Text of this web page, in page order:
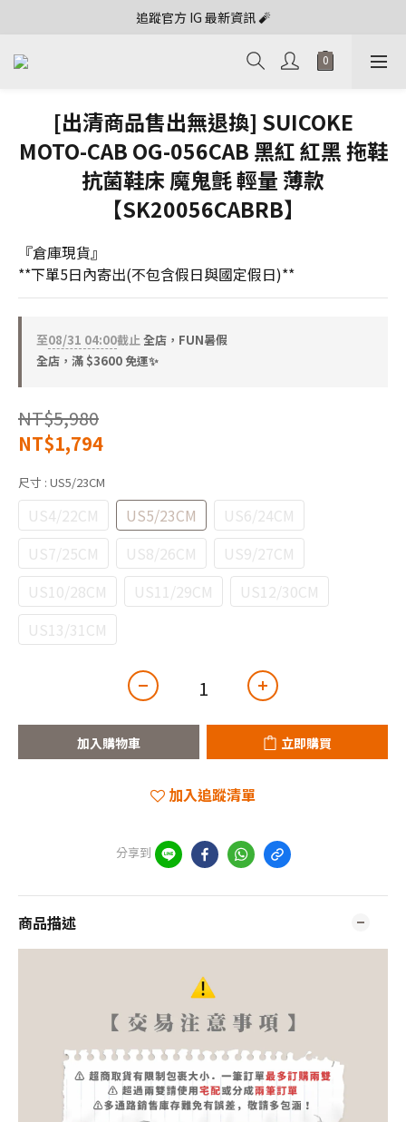
追蹤官方 IG 最新資訊 🧨
[出清商品售出無退換] SUICOKE
MOTO-CAB OG-056CAB 黑紅 紅黑 拖鞋
抗菌鞋床 魔鬼氈 輕量 薄款
【SK20056CABRB】
『倉庫現貨』
**下單5日內寄出(不包含假日與國定假日)**
至08/31 04:00截止全店，FUN暑假
全店，滿 $3600 免運✨
NT$5,980
NT$1,794
尺寸 : US5/23CM
US4/22CM US5/23CM
US6/24CM
US7/25CM
US8/26CM
US9/27CM
US10/28CM
US11/29CM
US12/30CM
US13/31CM
加入購物車 立即購買
加入追蹤清單
分享到
商品描述